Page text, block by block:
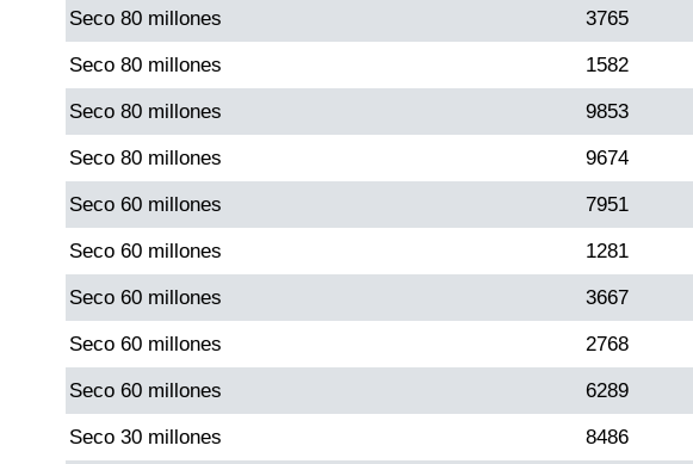
Chontico Noche
Culona día
Culona noche
Dorado Mañana
Dorado Tarde
Dorado Noche
Fantástica Día
Seco 80 millones 3765
Seco 80 millones 1582
Seco 80 millones 9853
Seco 80 millones 9674
Seco 60 millones 7951
Seco 60 millones 1281
Seco 60 millones 3667
Seco 60 millones 2768
Seco 60 millones 6289
Seco 30 millones 8486